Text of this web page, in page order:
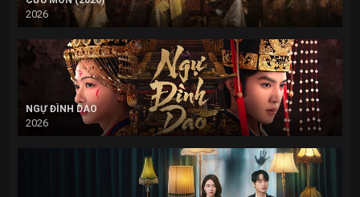
2026
NGỰ ĐÌNH DAO
2026